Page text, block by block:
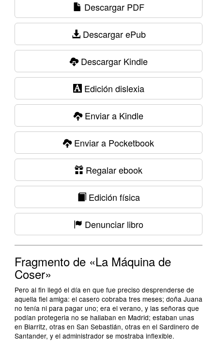
Descargar PDF
Descargar ePub
Descargar Kindle
Edición dislexia
Enviar a Kindle
Enviar a Pocketbook
Regalar ebook
Edición física
Denunciar libro
Fragmento de «La Máquina de
Coser»
Pero al fin llegó el día en que fue preciso desprenderse de
aquella fiel amiga: el casero cobraba tres meses; doña Juana
no tenía ni para pagar uno; era el verano, y las señoras que
podían protegerla no se hallaban en Madrid; estaban unas
en Biarritz, otras en San Sebastián, otras en el Sardinero de
Santander, y el administrador se mostraba inflexible.